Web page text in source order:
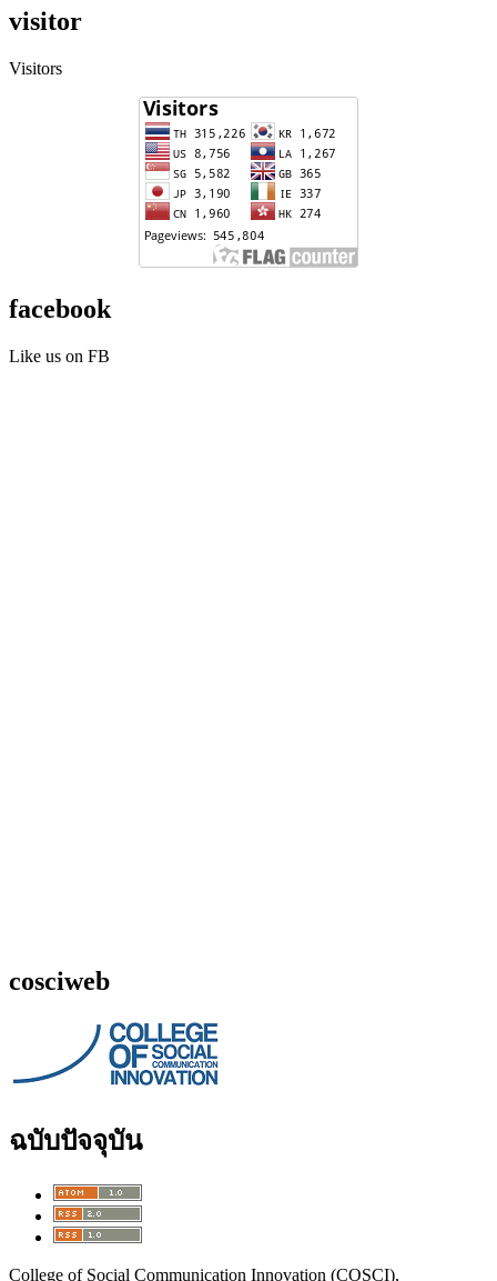
visitor
Visitors
facebook
Like us on FB
cosciweb
ฉบับปัจจุบัน
College of Social Communication Innovation (COSCI),